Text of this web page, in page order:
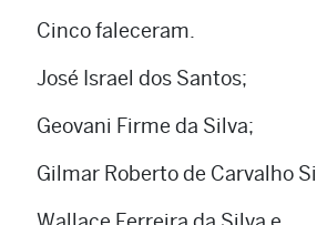
Cinco faleceram.
José Israel dos Santos;
Geovani Firme da Silva;
Gilmar Roberto de Carvalho